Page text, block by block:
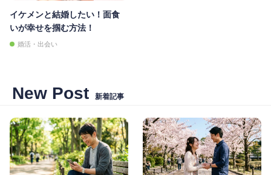
イケメンと結婚したい！面食
いが幸せを掴む方法！
婚活・出会い
New Post 新着記事